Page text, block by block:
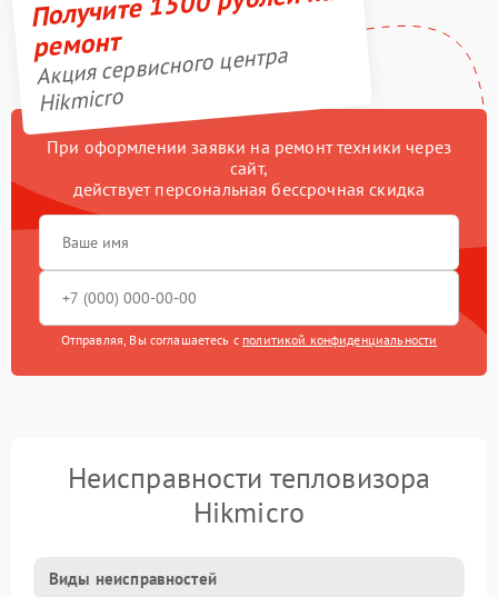
ремонт
Акция сервисного центра
Hikmicro
При оформлении заявки на ремонт техники через
сайт,
действует персональная бессрочная скидка
Отправляя, Вы соглашаетесь с политикой конфиденциальности
Неисправности тепловизора
Hikmicro
Виды неисправностей